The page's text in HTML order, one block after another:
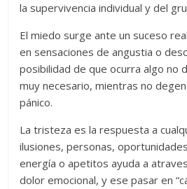
la supervivencia individual y del
El miedo surge ante un suceso
en sensaciones de angustia o
posibilidad de que ocurra algo no
muy necesario, mientras no
pánico.
La tristeza es la respuesta a
ilusiones, personas,
energía o apetitos ayuda a
dolor emocional, y ese pasar en